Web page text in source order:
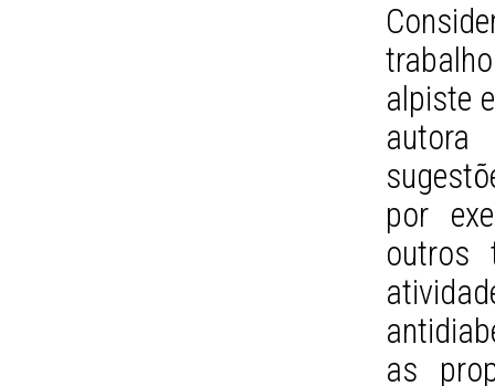
alpiste
por
outros
as